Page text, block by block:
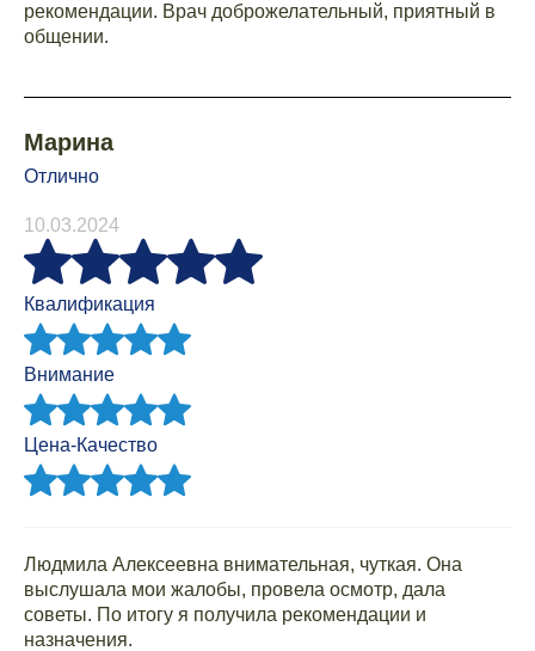
рекомендации. Врач доброжелательный, приятный в
общении.
Марина
Отлично
10.03.2024
Квалификация
Внимание
Цена-Качество
Людмила Алексеевна внимательная, чуткая. Она
выслушала мои жалобы, провела осмотр, дала
советы. По итогу я получила рекомендации и
назначения.